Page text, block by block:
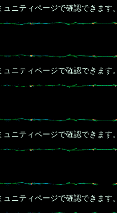
ニティページで確認できます。
ニティページで確認できます。
ニティページで確認できます。
ニティページで確認できます。